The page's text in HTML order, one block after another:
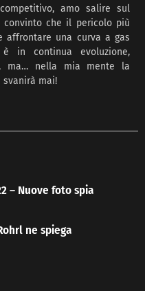
amo salire sul
che il pericolo più
affrontare una curva a gas
in continua evoluzione,
ma… nella mia mente la
svanirà mai!
– Nuove foto spia
ne spiega